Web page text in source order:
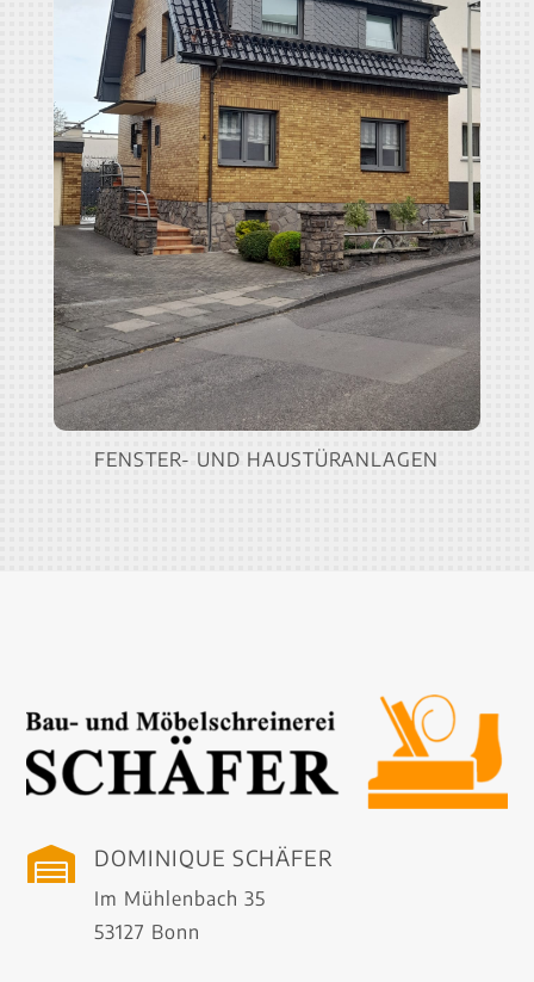
FENSTER- UND HAUSTÜRANLAGEN
 DOMINIQUE SCHÄFER
Im Mühlenbach 35
53127 Bonn